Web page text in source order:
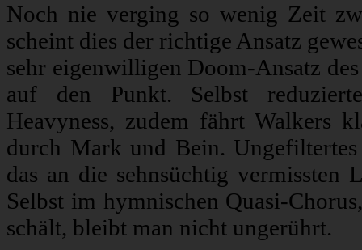
Noch nie verging so wenig Zeit
scheint dies der richtige Ansatz
sehr eigenwilligen Doom-Ansatz
auf den Punkt. Selbst
Heavyness, zudem fährt Walkers
durch Mark und Bein.
das an die sehnsüchtig
Selbst im hymnischen Quasi-
schält, bleibt man nicht ungerührt.